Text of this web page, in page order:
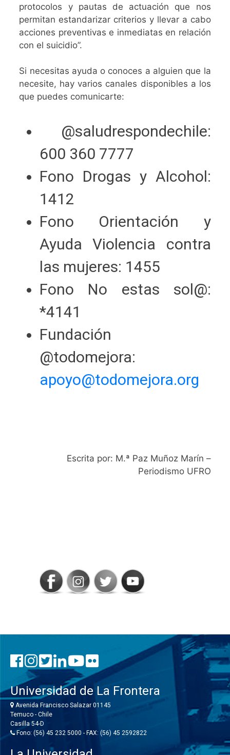
protocolos y pautas de actuación que nos
permitan estandarizar criterios y llevar a cabo
acciones preventivas e inmediatas en relación
con el suicidio”.
Si necesitas ayuda o conoces a alguien que la
necesite, hay varios canales disponibles a los
que puedes comunicarte:
@saludrespondechile:
600 360 7777
Fono Drogas y Alcohol:
1412
Fono Orientación y
Ayuda Violencia contra
las mujeres: 1455
Fono No estas sol@:
*4141
Fundación
@todomejora:
apoyo@todomejora.org
Escrita por: M.ª Paz Muñoz Marín –
Periodismo UFRO
Universidad de La Frontera
Avenida Francisco Salazar 01145
Temuco - Chile
Casilla 54-D
Fono: (56) 45 232 5000 - FAX: (56) 45 2592822